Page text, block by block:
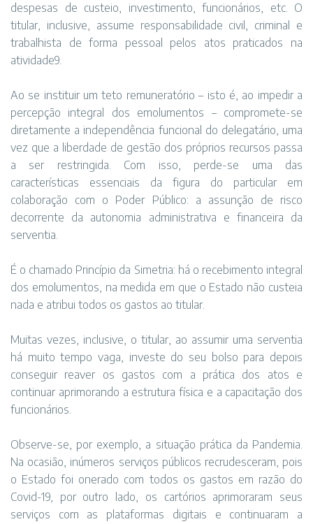
despesas de custeio, investimento, funcionários, etc. O
titular, inclusive, assume responsabilidade civil, criminal e
trabalhista de forma pessoal pelos atos praticados na
atividade9.
Ao se instituir um teto remuneratório – isto é, ao impedir a
percepção integral dos emolumentos – compromete-se
diretamente a independência funcional do delegatário, uma
vez que a liberdade de gestão dos próprios recursos passa
a ser restringida. Com isso, perde-se uma das
características essenciais da figura do particular em
colaboração com o Poder Público: a assunção de risco
decorrente da autonomia administrativa e financeira da
serventia.
É o chamado Princípio da Simetria: há o recebimento integral
dos emolumentos, na medida em que o Estado não custeia
nada e atribui todos os gastos ao titular.
Muitas vezes, inclusive, o titular, ao assumir uma serventia
há muito tempo vaga, investe do seu bolso para depois
conseguir reaver os gastos com a prática dos atos e
continuar aprimorando a estrutura física e a capacitação dos
funcionários.
Observe-se, por exemplo, a situação prática da Pandemia.
Na ocasião, inúmeros serviços públicos recrudesceram, pois
o Estado foi onerado com todos os gastos em razão do
Covid-19, por outro lado, os cartórios aprimoraram seus
serviços com as plataformas digitais e continuaram a